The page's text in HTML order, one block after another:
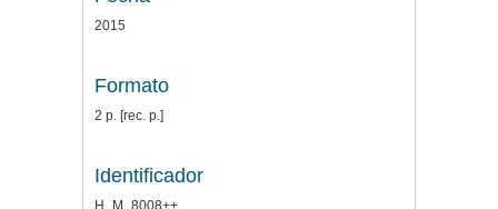
2015
Formato
2 p. [rec. p.]
Identificador
H_M_8008++